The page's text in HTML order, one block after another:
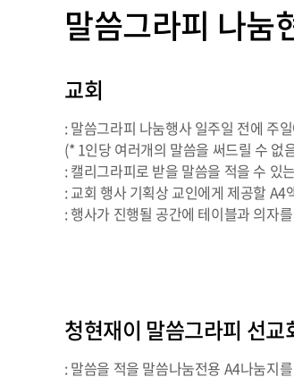
말씀그라피 나눔
교회
: 말씀그라피 나눔행사 일주일 전에 주
(* 1인당 여러개의 말씀을 써드릴 수 없
: 캘리그라피로 받을 말씀을 적을 수 있
: 교회 행사 기획상 교인에게 제공할
: 행사가 진행될 공간에 테이블과 의자
청현재이 말씀그라피 선교
: 말씀을 적을 말씀나눔전용 A4나눔지